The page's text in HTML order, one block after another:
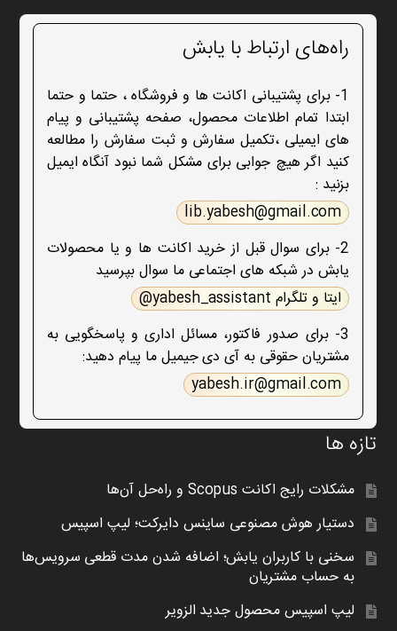
راه‌های ارتباط با یابش
1- برای پشتیبانی اکانت ها و فروشگاه ، حتما و حتما
ابتدا تمام اطلاعات محصول، صفحه پشتیبانی و پیام
های ایمیلی ،تکمیل سفارش و ثبت سفارش را مطالعه
کنید اگر هیچ جوابی برای مشکل شما نبود آنگاه ایمیل
بزنید :
lib.yabesh@gmail.com
2- برای سوال قبل از خرید اکانت ها و یا محصولات
یابش در شبکه های اجتماعی ما سوال بپرسید
ایتا و تلگرام yabesh_assistant@
3- برای صدور فاکتور، مسائل اداری و پاسخگویی به
مشتریان حقوقی به آی دی جیمیل ما پیام دهید:
yabesh.ir@gmail.com
تازه ها
مشکلات رایج اکانت Scopus و راه‌حل آن‌ها
دستیار هوش مصنوعی ساینس دایرکت؛ لیپ اسپیس
سخنی با کاربران یابش؛ اضافه شدن مدت قطعی سرویس‌ها
به حساب مشتریان
لیپ اسپیس محصول جدید الزویر